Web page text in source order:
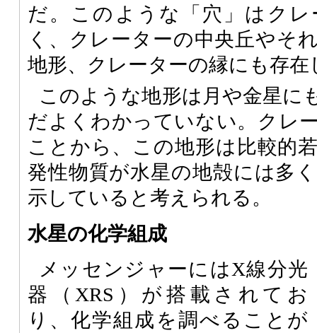
だ。このような「穴」はク
く、クレーターの中央丘やそ
地形、クレーターの縁にも存在
このような地形は月や金星に
だよくわかっていない。クレ
ことから、この地形は比較的
発性物質が水星の地殻には多
示していると考えられる。
水星の化学組成
メッセンジャーにはX線分光
器（XRS）が搭載されてお
り、化学組成を調べることが